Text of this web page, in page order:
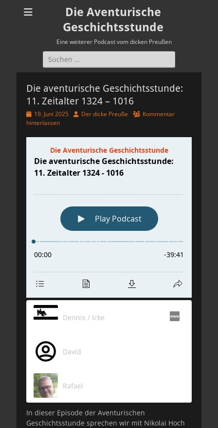
Die Aventurische
Geschichtsstunde
Eine weiterer Podcast vom dicken Preußen
Suchen
nach:
Die aventurische Geschichtsstunde:
11. Zeitalter 1324 – 1016
Veröffentlicht
am
19. Juni 2025 AutorDer dicke Preuße
Kommentar
hinterlassen
Dennis / Icke
David
Rafael
In dieser Episode der Aventurischen
Geschichtsstunde sprechen wir mit Nikolai Hoch